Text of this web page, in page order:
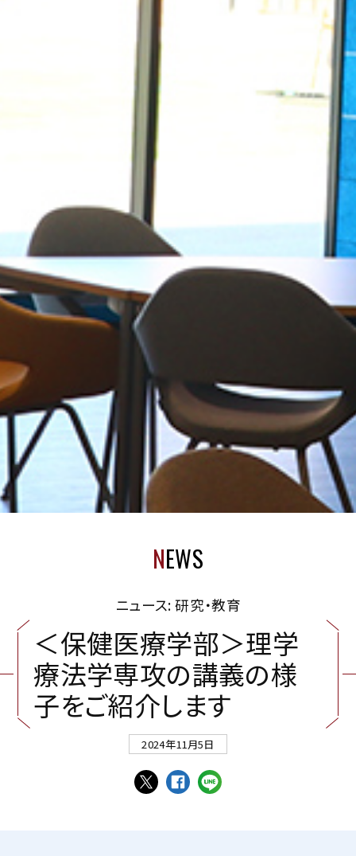
NEWS
ニュース: 研究・教育
＜保健医療学部＞理学
療法学専攻の講義の様
子をご紹介します
2024年11月5日